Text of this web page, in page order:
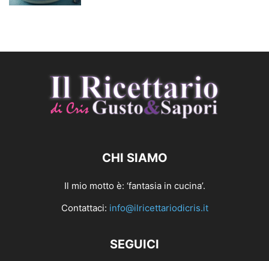
CHI SIAMO
Il mio motto è: ‘fantasia in cucina’.
Contattaci: info@ilricettariodicris.it
SEGUICI